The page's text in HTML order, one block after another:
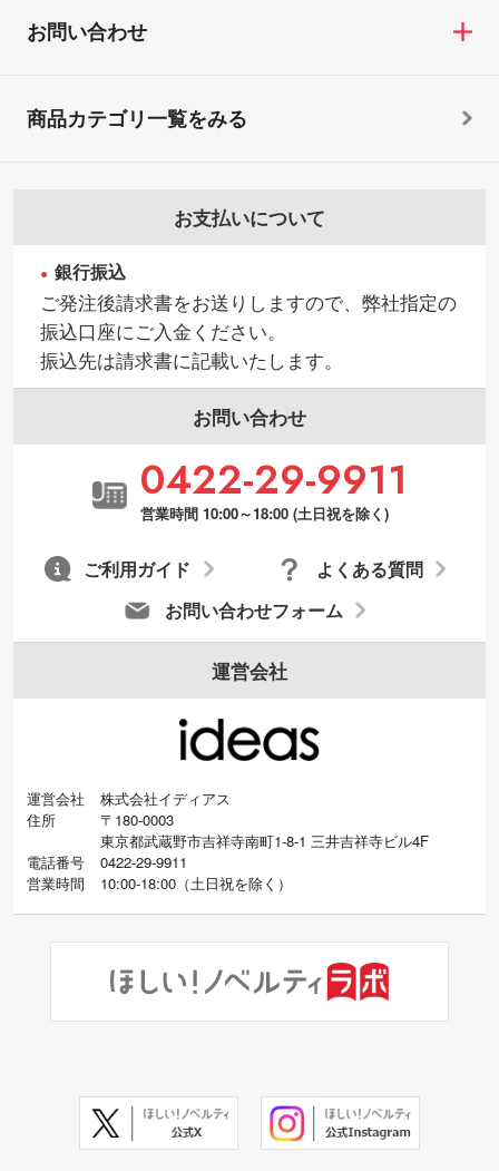
お問い合わせ
お支払いについて
銀行振込
ご発注後請求書をお送りしますので、弊社指定の
振込口座にご入金ください。
振込先は請求書に記載いたします。
お問い合わせ
0422-29-9911
営業時間 10:00～18:00 (土日祝を除く)
お問い合わせフォーム
よくある質問
ご利用ガイド
運営会社
運営会社
株式会社イディアス
住所
〒180-0003
東京都武蔵野市吉祥寺南町1-8-1 三井吉祥寺ビル4F
電話番号
0422-29-9911
営業時間
10:00-18:00（土日祝を除く）
商品カテゴリ一覧をみる